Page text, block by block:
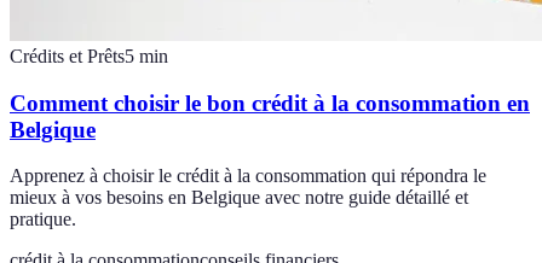
Crédits et Prêts5 min
Comment choisir le bon crédit à la consommation en
Belgique
Apprenez à choisir le crédit à la consommation qui répondra le
mieux à vos besoins en Belgique avec notre guide détaillé et
pratique.